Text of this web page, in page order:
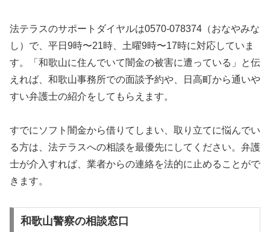
法テラスのサポートダイヤルは0570-078374（おなやみな
し）で、平日9時〜21時、土曜9時〜17時に対応していま
す。「和歌山に住んでいて闇金の被害に遭っている」と伝
えれば、和歌山事務所での面談予約や、日高町から通いや
すい弁護士の紹介をしてもらえます。
すでにソフト闇金から借りてしまい、取り立てに悩んでい
る方は、法テラスへの相談を最優先にしてください。弁護
士が介入すれば、業者からの連絡を法的に止めることがで
きます。
和歌山警察の相談窓口